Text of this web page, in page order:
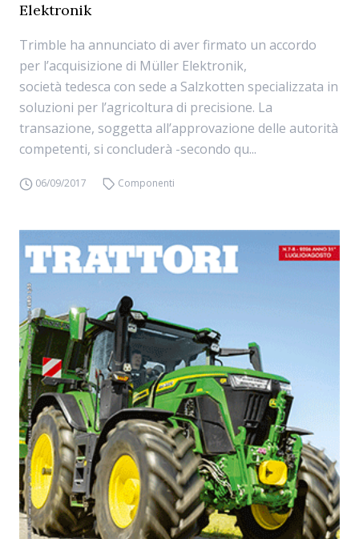
Elektronik
Trimble ha annunciato di aver firmato un accordo
per l’acquisizione di Müller Elektronik,
società tedesca con sede a Salzkotten specializzata in
soluzioni per l’agricoltura di precisione. La
transazione, soggetta all’approvazione delle autorità
competenti, si concluderà -secondo qu...
06/09/2017 Componenti